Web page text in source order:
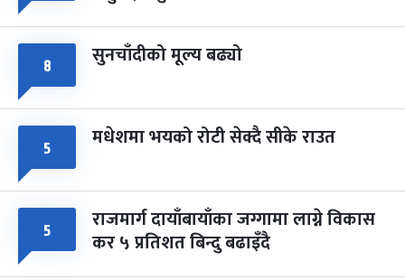
८ सुनचाँदीको मूल्य बढ्यो
५ मधेशमा भयको रोटी सेक्दै सीके राउत
५ राजमार्ग दायाँबायाँका जग्गामा लाग्ने विकास
कर ५ प्रतिशत बिन्दु बढाइँदै